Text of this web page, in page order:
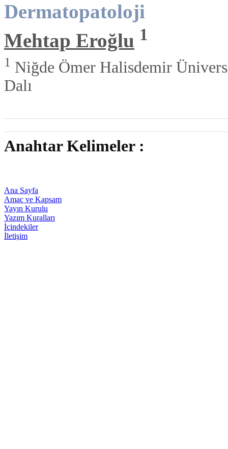
Dermatopatoloji
Mehtap Eroğlu 1
1 Niğde Ömer Halisdemir
Dalı
Anahtar Kelimeler :
Ana Sayfa
Amaç ve Kapsam
Yayın Kurulu
Yazım Kuralları
İçindekiler
İletişim